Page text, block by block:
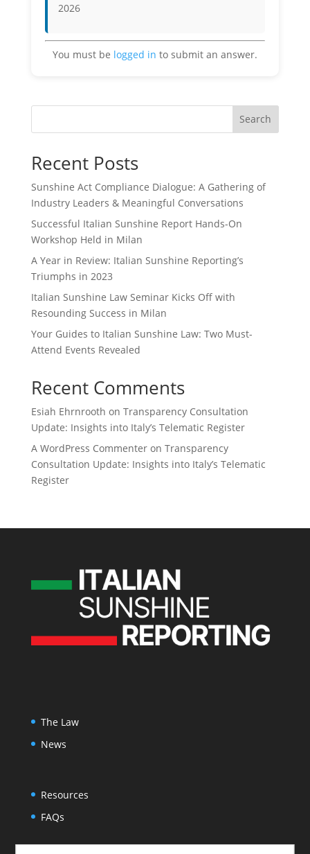
2026
You must be logged in to submit an answer.
Search
Recent Posts
Sunshine Act Compliance Dialogue: A Gathering of
Industry Leaders & Meaningful Conversations
Successful Italian Sunshine Report Hands-On
Workshop Held in Milan
A Year in Review: Italian Sunshine Reporting’s
Triumphs in 2023
Italian Sunshine Law Seminar Kicks Off with
Resounding Success in Milan
Your Guides to Italian Sunshine Law: Two Must-
Attend Events Revealed
Recent Comments
Esiah Ehrnrooth on Transparency Consultation
Update: Insights into Italy’s Telematic Register
A WordPress Commenteron Transparency
Consultation Update: Insights into Italy’s Telematic
Register
The Law
News
Resources
FAQs